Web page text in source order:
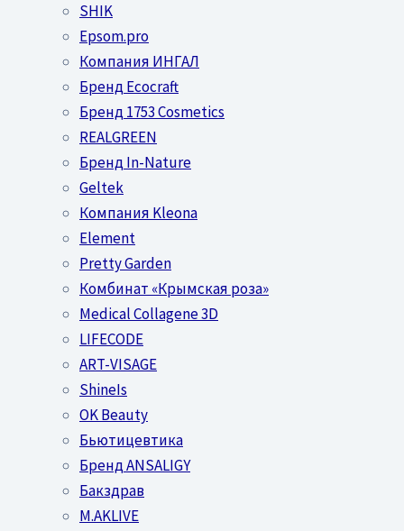
SHIK
Epsom.pro
Компания ИНГАЛ
Бренд Ecocraft
Бренд 1753 Cosmetics
REALGREEN
Бренд In-Nature
Geltek
Компания Kleona
Element
Pretty Garden
Комбинат «Крымская роза»
Medical Collagene 3D
LIFECODE
ART-VISAGE
ShineIs
OK Beauty
Бьютицевтика
Бренд ANSALIGY
Бакздрав
M.AKLIVE